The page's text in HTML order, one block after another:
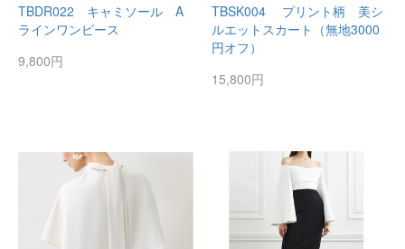
TBDR022 キャミソール A
ラインワンピース
9,800円
TBSK004 プリント柄 美シ
ルエットスカート（無地3000
円オフ）
15,800円